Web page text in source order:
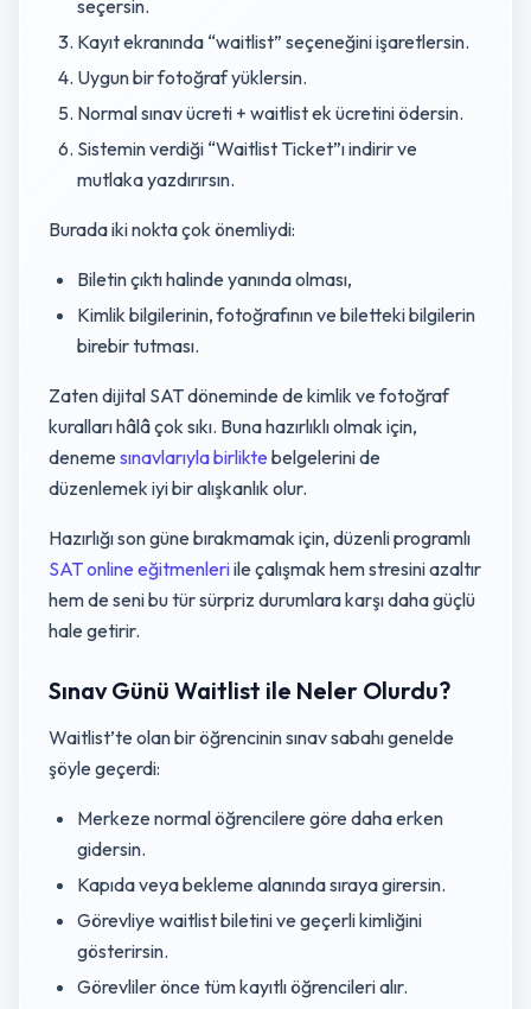
seçersin.
Kayıt ekranında “waitlist” seçeneğini işaretlersin.
Uygun bir fotoğraf yüklersin.
Normal sınav ücreti + waitlist ek ücretini ödersin.
Sistemin verdiği “Waitlist Ticket”ı indirir ve
mutlaka yazdırırsın.
Burada iki nokta çok önemliydi:
Biletin çıktı halinde yanında olması,
Kimlik bilgilerinin, fotoğrafının ve biletteki bilgilerin
birebir tutması.
Zaten dijital SAT döneminde de kimlik ve fotoğraf
kuralları hâlâ çok sıkı. Buna hazırlıklı olmak için,
denemesınavlarıyla birlikte belgelerini de
düzenlemek iyi bir alışkanlık olur.
Hazırlığı son güne bırakmamak için, düzenli programlı
SAT online eğitmenleriile çalışmak hem stresini azaltır
hem de seni bu tür sürpriz durumlara karşı daha güçlü
hale getirir.
Sınav Günü Waitlist ile Neler Olurdu?
Waitlist’te olan bir öğrencinin sınav sabahı genelde
şöyle geçerdi:
Merkeze normal öğrencilere göre daha erken
gidersin.
Kapıda veya bekleme alanında sıraya girersin.
Görevliye waitlist biletini ve geçerli kimliğini
gösterirsin.
Görevliler önce tüm kayıtlı öğrencileri alır.